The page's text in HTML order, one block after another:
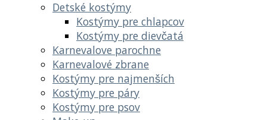
Detské kostýmy
Kostýmy pre chlapcov
Kostýmy pre dievčatá
Karnevalove parochne
Karnevalové zbrane
Kostýmy pre najmenších
Kostýmy pre páry
Kostýmy pre psov